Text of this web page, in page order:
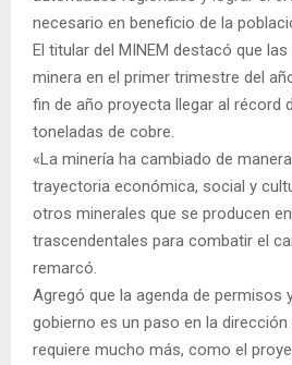
necesario en beneficio de la
El titular del MINEM destacó que
minera en el primer trimestre del
fin de año proyecta llegar al récord
toneladas de cobre.
«La minería ha cambiado de
trayectoria económica, social y
otros minerales que se producen
trascendentales para combatir el
remarcó.
Agregó que la agenda de permisos
gobierno es un paso en la
requiere mucho más, como el